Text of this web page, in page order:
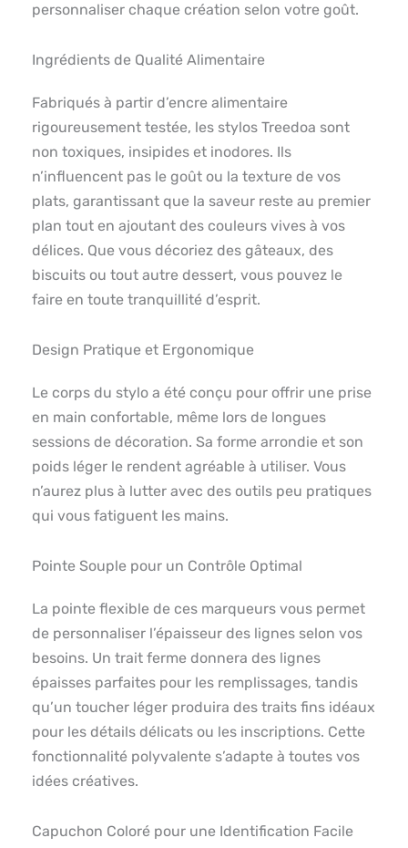
personnaliser chaque création selon votre goût.
Ingrédients de Qualité Alimentaire
Fabriqués à partir d’encre alimentaire
rigoureusement testée, les stylos Treedoa sont
non toxiques, insipides et inodores. Ils
n’influencent pas le goût ou la texture de vos
plats, garantissant que la saveur reste au premier
plan tout en ajoutant des couleurs vives à vos
délices. Que vous décoriez des gâteaux, des
biscuits ou tout autre dessert, vous pouvez le
faire en toute tranquillité d’esprit.
Design Pratique et Ergonomique
Le corps du stylo a été conçu pour offrir une prise
en main confortable, même lors de longues
sessions de décoration. Sa forme arrondie et son
poids léger le rendent agréable à utiliser. Vous
n’aurez plus à lutter avec des outils peu pratiques
qui vous fatiguent les mains.
Pointe Souple pour un Contrôle Optimal
La pointe flexible de ces marqueurs vous permet
de personnaliser l’épaisseur des lignes selon vos
besoins. Un trait ferme donnera des lignes
épaisses parfaites pour les remplissages, tandis
qu’un toucher léger produira des traits fins idéaux
pour les détails délicats ou les inscriptions. Cette
fonctionnalité polyvalente s’adapte à toutes vos
idées créatives.
Capuchon Coloré pour une Identification Facile